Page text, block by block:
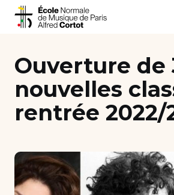
content
Formations ➔
Insertion professionnelle
Ouverture de
nouvelles
rentrée 2022/